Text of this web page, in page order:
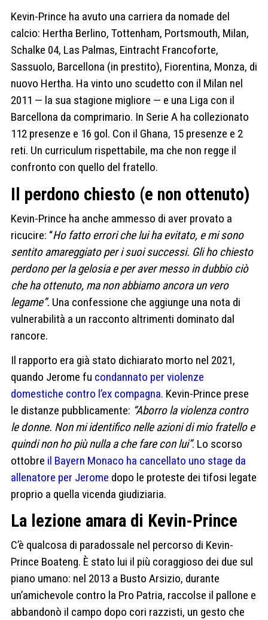
Kevin-Prince ha avuto una carriera da nomade del
calcio: Hertha Berlino, Tottenham, Portsmouth, Milan,
Schalke 04, Las Palmas, Eintracht Francoforte,
Sassuolo, Barcellona (in prestito), Fiorentina, Monza, di
nuovo Hertha. Ha vinto uno scudetto con il Milan nel
2011 — la sua stagione migliore — e una Liga con il
Barcellona da comprimario. In Serie A ha collezionato
112 presenze e 16 gol. Con il Ghana, 15 presenze e 2
reti. Un curriculum rispettabile, ma che non regge il
confronto con quello del fratello.
Il perdono chiesto (e non ottenuto)
Kevin-Prince ha anche ammesso di aver provato a
ricucire: “Ho fatto errori che lui ha evitato, e mi sono
sentito amareggiato per i suoi successi. Gli ho chiesto
perdono per la gelosia e per aver messo in dubbio ciò
che ha ottenuto, ma non abbiamo ancora un vero
legame”. Una confessione che aggiunge una nota di
vulnerabilità a un racconto altrimenti dominato dal
rancore.
Il rapporto era già stato dichiarato morto nel 2021,
quando Jerome fu condannato per violenze
domestiche contro l’ex compagna. Kevin-Prince prese
le distanze pubblicamente: “Aborro la violenza contro
le donne. Non mi identifico nelle azioni di mio fratello e
quindi non ho più nulla a che fare con lui”. Lo scorso
ottobre il Bayern Monaco ha cancellato uno stage da
allenatore per Jerome dopo le proteste dei tifosi legate
proprio a quella vicenda giudiziaria.
La lezione amara di Kevin-Prince
C’è qualcosa di paradossale nel percorso di Kevin-
Prince Boateng. È stato lui il più coraggioso dei due sul
piano umano: nel 2013 a Busto Arsizio, durante
un’amichevole contro la Pro Patria, raccolse il pallone e
abbandonò il campo dopo cori razzisti, un gesto che